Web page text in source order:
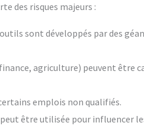
des risques majeurs :
sont développés par des
agriculture) peuvent être
emplois non qualifiés.
peut être utilisée pour